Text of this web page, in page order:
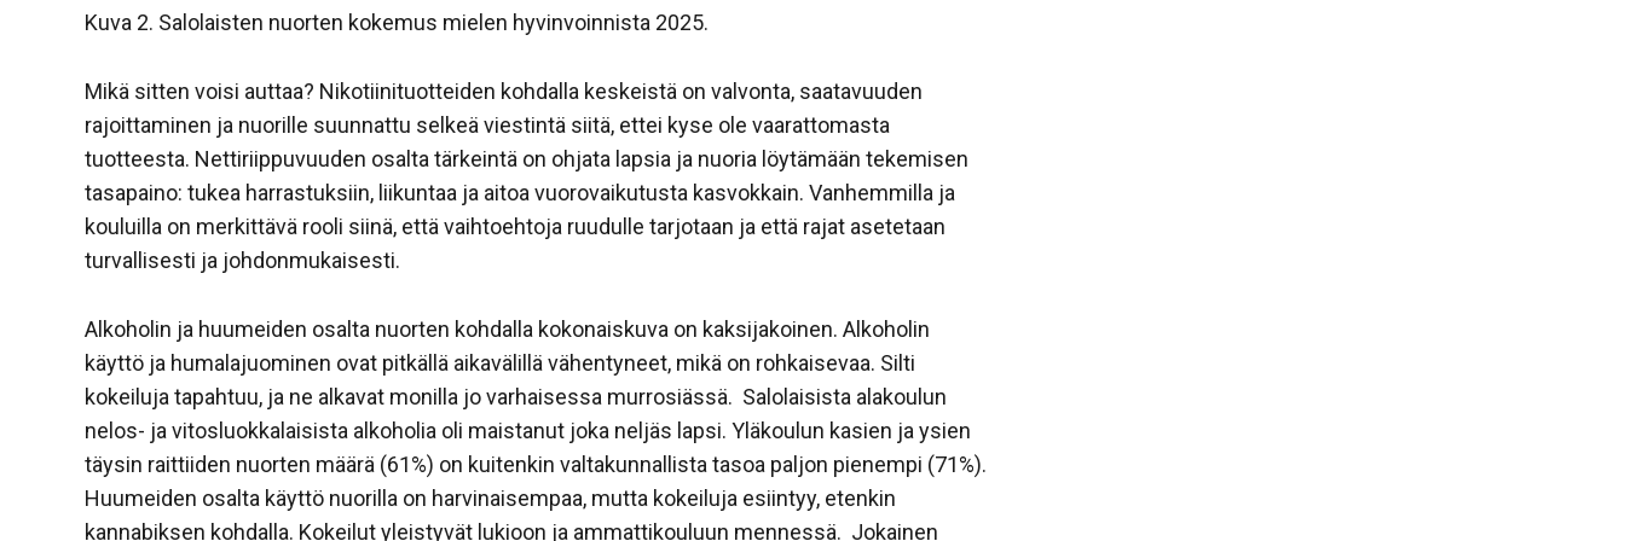
Kuva 2. Salolaisten nuorten kokemus mielen hyvinvoinnista 2025.
Mikä sitten voisi auttaa? Nikotiinituotteiden kohdalla keskeistä on valvonta, saatavuuden
rajoittaminen ja nuorille suunnattu selkeä viestintä siitä, ettei kyse ole vaarattomasta
tuotteesta. Nettiriippuvuuden osalta tärkeintä on ohjata lapsia ja nuoria löytämään tekemisen
tasapaino: tukea harrastuksiin, liikuntaa ja aitoa vuorovaikutusta kasvokkain. Vanhemmilla ja
kouluilla on merkittävä rooli siinä, että vaihtoehtoja ruudulle tarjotaan ja että rajat asetetaan
turvallisesti ja johdonmukaisesti.
Alkoholin ja huumeiden osalta nuorten kohdalla kokonaiskuva on kaksijakoinen. Alkoholin
käyttö ja humalajuominen ovat pitkällä aikavälillä vähentyneet, mikä on rohkaisevaa. Silti
kokeiluja tapahtuu, ja ne alkavat monilla jo varhaisessa murrosiässä. Salolaisista alakoulun
nelos- ja vitosluokkalaisista alkoholia oli maistanut joka neljäs lapsi. Yläkoulun kasien ja ysien
täysin raittiiden nuorten määrä (61%) on kuitenkin valtakunnallista tasoa paljon pienempi (71%).
Huumeiden osalta käyttö nuorilla on harvinaisempaa, mutta kokeiluja esiintyy, etenkin
kannabiksen kohdalla. Kokeilut yleistyvät lukioon ja ammattikouluun mennessä. Jokainen